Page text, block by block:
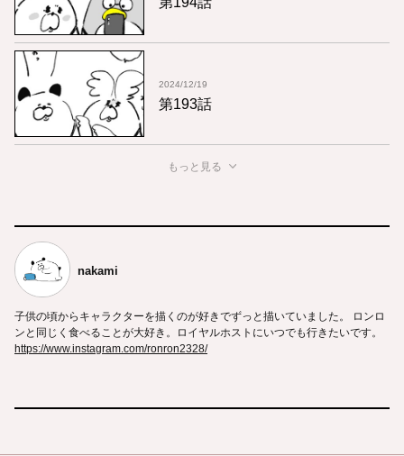
2024/12/19
第193話
もっと見る
nakami
子供の頃からキャラクターを描くのが好きでずっと描いていました。 ロンロ
ンと同じく食べることが大好き。ロイヤルホストにいつでも行きたいです。
https://www.instagram.com/ronron2328/